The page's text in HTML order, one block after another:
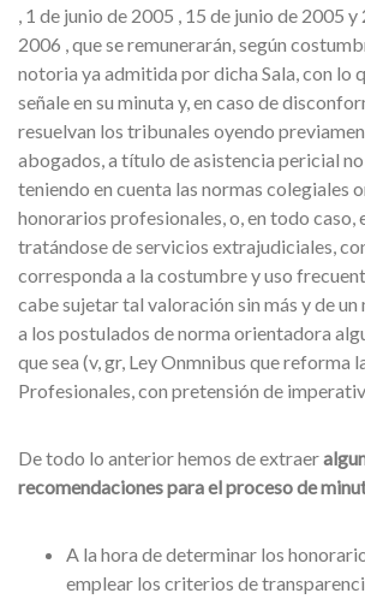
, 1 de junio de 2005 , 15 de junio de 2005
2006 , que se remunerarán, según
notoria ya admitida por dicha Sala, con lo
señale en su minuta y, en caso de
resuelvan los tribunales oyendo
abogados, a título de asistencia pericial
teniendo en cuenta las normas colegiales
honorarios profesionales, o, en todo caso,
tratándose de servicios extrajudiciales,
corresponda a la costumbre y uso
cabe sujetar tal valoración sin más y de
a los postulados de norma orientadora
que sea (v, gr, Ley Onmnibus que reforma
Profesionales, con pretensión de
De todo lo anterior hemos de extraer
recomendaciones para el proceso de
A la hora de determinar los
emplear los criterios de